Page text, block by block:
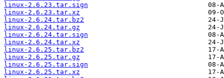
linux-2.6.23.tar.sign
linux-2.6.23.tar.xz
linux-2.6.24.tar.bz2
linux-2.6.24.tar.gz
linux-2.6.24.tar.sign
linux-2.6.24.tar.xz
linux-2.6.25.tar.bz2
linux-2.6.25.tar.gz
linux-2.6.25.tar.sign
linux-2.6.25.tar.xz